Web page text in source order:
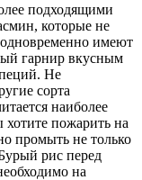
подходящими
которые не
имеют
гарнир вкусным
Не
сорта
наиболее
пожарить на
промыть не только
рис перед
на